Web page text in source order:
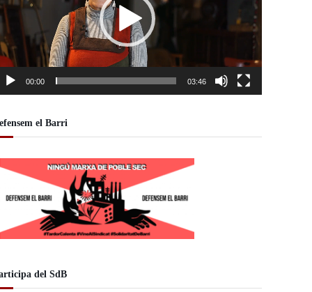
00:00 03:46
el Barri
del SdB